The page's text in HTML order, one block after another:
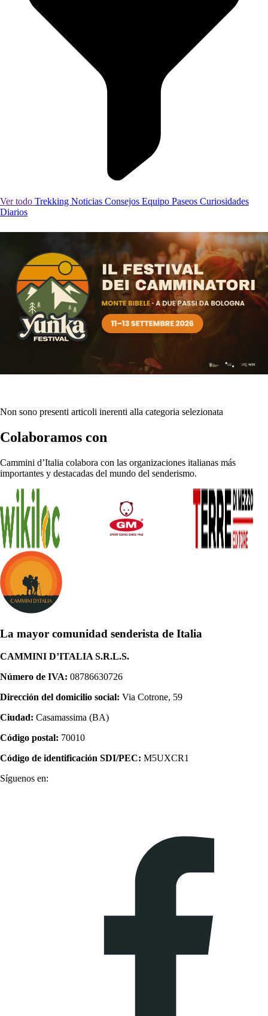
Ver todo Trekking Noticias Consejos Equipo Paseos Curiosidades
Diarios
Non sono presenti articoli inerenti alla categoria selezionata
Colaboramos con
Cammini d’Italia colabora con las organizaciones italianas más
importantes y destacadas del mundo del senderismo.
La mayor comunidad senderista de Italia
CAMMINI D’ITALIA S.R.L.S.
Número de IVA: 08786630726
Dirección del domicilio social: Via Cotrone, 59
Ciudad: Casamassima (BA)
Código postal: 70010
Código de identificación SDI/PEC: M5UXCR1
Síguenos en: